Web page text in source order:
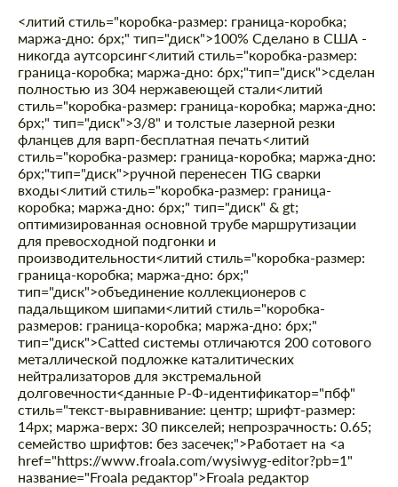
<литий стиль="коробка-размер: граница-коробка;
маржа-дно: 6px;" тип="диск">100% Сделано в США -
никогда аутсорсинг<литий стиль="коробка-размер:
граница-коробка; маржа-дно: 6px;"тип="диск">сделан
полностью из 304 нержавеющей стали<литий
стиль="коробка-размер: граница-коробка; маржа-дно:
6px;" тип="диск">3/8" и толстые лазерной резки
фланцев для варп-бесплатная печать<литий
стиль="коробка-размер: граница-коробка; маржа-дно:
6px;"тип="диск">ручной перенесен TIG сварки
входы<литий стиль="коробка-размер: граница-
коробка; маржа-дно: 6px;" тип="диск" & gt;
оптимизированная основной трубе маршрутизации
для превосходной подгонки и
производительности<литий стиль="коробка-размер:
граница-коробка; маржа-дно: 6px;"
тип="диск">объединение коллекционеров с
падальщиком шипами<литий стиль="коробка-
размеров: граница-коробка; маржа-дно: 6px;"
тип="диск">Catted системы отличаются 200 сотового
металлической подложке каталитических
нейтрализаторов для экстремальной
долговечности<данные P-Ф-идентификатор="пбф"
стиль="текст-выравнивание: центр; шрифт-размер:
14px; маржа-верх: 30 пикселей; непрозрачность: 0.65;
семейство шрифтов: без засечек;">Работает на <а
href="https://www.froala.com/wysiwyg-editor?pb=1"
название="Froala редактор">Froala редактор